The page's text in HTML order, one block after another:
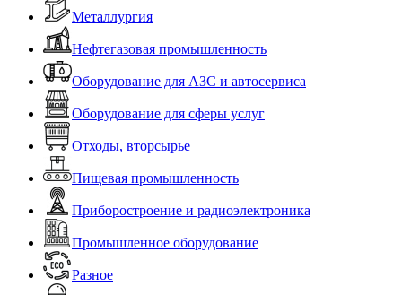
Металлургия
Нефтегазовая промышленность
Оборудование для АЗС и автосервиса
Оборудование для сферы услуг
Отходы, вторсырье
Пищевая промышленность
Приборостроение и радиоэлектроника
Промышленное оборудование
Разное